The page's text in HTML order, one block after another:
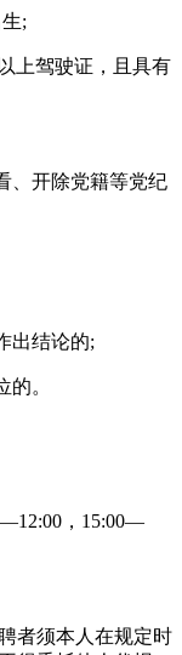
;
上驾驶证，且具有
开除党籍等党纪
出结论的;
。
，15:00—
者须本人在规定时